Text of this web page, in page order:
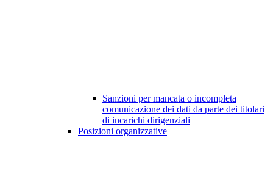
Sanzioni per mancata o incompleta
comunicazione dei dati da parte dei titolari
di incarichi dirigenziali
Posizioni organizzative